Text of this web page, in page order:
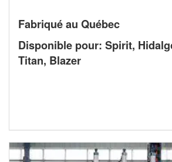
Fabriqué au Québec
Disponible pour: Spirit,
Titan, Blazer